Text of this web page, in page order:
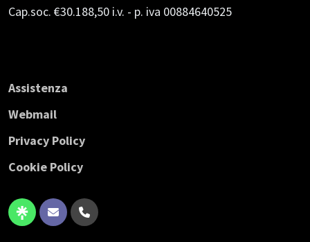
Cap.soc. €30.188,50 i.v. - p. iva 00884640525
Assistenza
Webmail
Privacy Policy
Cookie Policy